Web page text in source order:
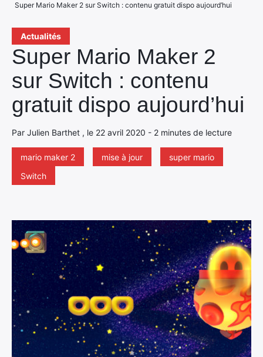
Actualités
Super Mario Maker 2
sur Switch : contenu
gratuit dispo aujourd’hui
Par Julien Barthet , le 22 avril 2020 - 2 minutes de lecture
mario maker 2 mise à jour
super mario
Switch
Super Mario Maker 2 sur Switch : contenu gratuit dispo aujourd’hui